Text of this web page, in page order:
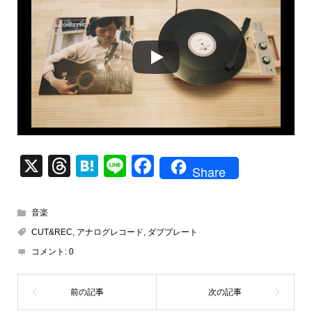
X
T
a
d
s
H
n
Li
F
e
o
Share
音楽
CUT&REC, アナログレコード, ダブプレート
コメント: 0